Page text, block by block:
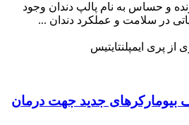
و حساس به نام پالپ دندان وجود
در سلامت و عملکرد دندان ...
بیومارکرهای جدید جهت درمان‌